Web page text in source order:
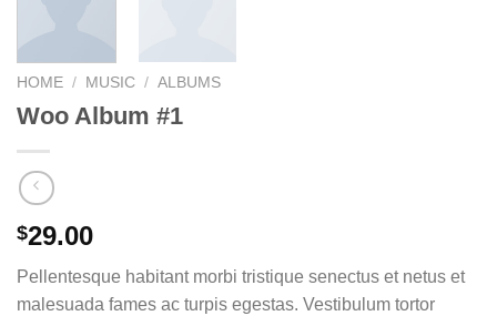
HOME / MUSIC / ALBUMS
Woo Album #1
$29.00
Pellentesque habitant morbi tristique senectus et netus et
malesuada fames ac turpis egestas. Vestibulum tortor